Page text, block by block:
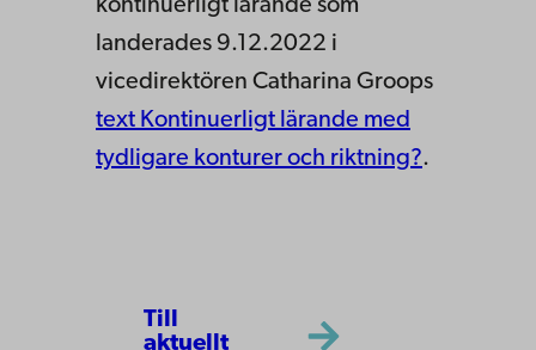
kontinuerligt lärande som
landerades 9.12.2022 i
vicedirektören Catharina Groops
text Kontinuerligt lärande med
tydligare konturer och riktning?.
Till
aktuellt